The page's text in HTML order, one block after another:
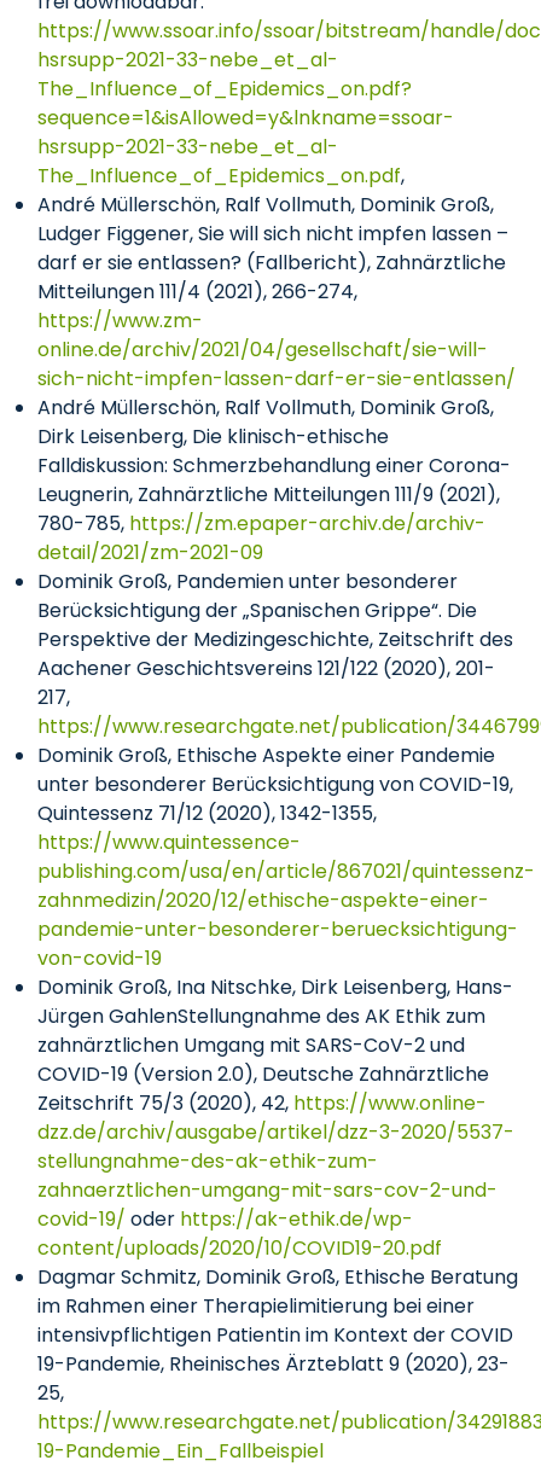
https://www.ssoar.info/ssoar/bitstream/handle/
hsrsupp-2021-33-nebe_et_al-
The_Influence_of_Epidemics_on.pdf?
sequence=1&isAllowed=y&lnkname=ssoar-
hsrsupp-2021-33-nebe_et_al-
The_Influence_of_Epidemics_on.pdf,
André Müllerschön, Ralf Vollmuth, Dominik Groß,
Ludger Figgener, Sie will sich nicht impfen lassen –
darf er sie entlassen? (Fallbericht), Zahnärztliche
Mitteilungen 111/4 (2021), 266-274,
https://www.zm-
online.de/archiv/2021/04/gesellschaft/sie-will-
sich-nicht-impfen-lassen-darf-er-sie-entlassen/
André Müllerschön, Ralf Vollmuth, Dominik Groß,
Dirk Leisenberg, Die klinisch-ethische
Falldiskussion: Schmerzbehandlung einer Corona-
Leugnerin, Zahnärztliche Mitteilungen 111/9 (2021),
780-785, https://zm.epaper-archiv.de/archiv-
detail/2021/zm-2021-09
Dominik Groß, Pandemien unter besonderer
Berücksichtigung der „Spanischen Grippe“. Die
Perspektive der Medizingeschichte, Zeitschrift des
Aachener Geschichtsvereins 121/122 (2020), 201-
217,
https://www.researchgate.net/publication/
Dominik Groß, Ethische Aspekte einer Pandemie
unter besonderer Berücksichtigung von COVID-19,
Quintessenz 71/12 (2020), 1342-1355,
https://www.quintessence-
publishing.com/usa/en/article/867021/quintessenz-
zahnmedizin/2020/12/ethische-aspekte-einer-
pandemie-unter-besonderer-beruecksichtigung-
von-covid-19
Dominik Groß, Ina Nitschke, Dirk Leisenberg, Hans-
Jürgen GahlenStellungnahme des AK Ethik zum
zahnärztlichen Umgang mit SARS-CoV-2 und
COVID-19 (Version 2.0), Deutsche Zahnärztliche
Zeitschrift 75/3 (2020), 42, https://www.online-
dzz.de/archiv/ausgabe/artikel/dzz-3-2020/5537-
stellungnahme-des-ak-ethik-zum-
zahnaerztlichen-umgang-mit-sars-cov-2-und-
covid-19/ oder https://ak-ethik.de/wp-
content/uploads/2020/10/COVID19-20.pdf
Dagmar Schmitz, Dominik Groß, Ethische Beratung
im Rahmen einer Therapielimitierung bei einer
intensivpflichtigen Patientin im Kontext der COVID
19-Pandemie, Rheinisches Ärzteblatt 9 (2020), 23-
25,
https://www.researchgate.net/publication/
19-Pandemie_Ein_Fallbeispiel